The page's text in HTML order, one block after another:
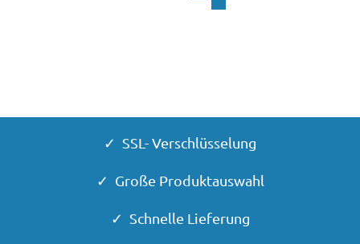
✓ SSL- Verschlüsselung
✓ Große Produktauswahl
✓ Schnelle Lieferung